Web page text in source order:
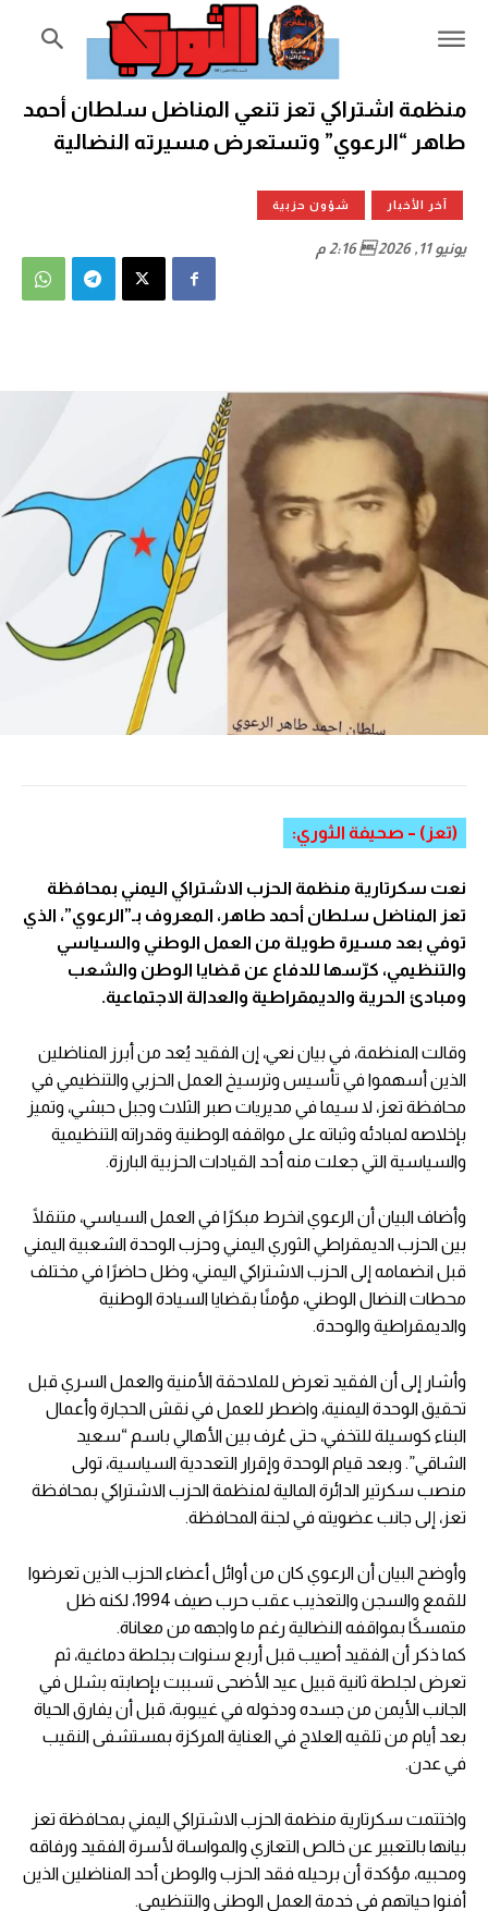
منظمة اشتراكي تعز تنعي المناضل سلطان أحمد
طاهر “الرعوي” وتستعرض مسيرته النضالية
آخر الأخبار شؤون حزبية
يونيو 11, 2026  2:16 م
(تعز) – صحيفة الثوري:
نعت سكرتارية منظمة الحزب الاشتراكي اليمني بمحافظة
تعز المناضل سلطان أحمد طاهر، المعروف بـ”الرعوي”، الذي
توفي بعد مسيرة طويلة من العمل الوطني والسياسي
والتنظيمي، كرّسها للدفاع عن قضايا الوطن والشعب
ومبادئ الحرية والديمقراطية والعدالة الاجتماعية.
وقالت المنظمة، في بيان نعي، إن الفقيد يُعد من أبرز المناضلين
الذين أسهموا في تأسيس وترسيخ العمل الحزبي والتنظيمي في
محافظة تعز، لا سيما في مديريات صبر الثلاث وجبل حبشي، وتميز
بإخلاصه لمبادئه وثباته على مواقفه الوطنية وقدراته التنظيمية
والسياسية التي جعلت منه أحد القيادات الحزبية البارزة.
وأضاف البيان أن الرعوي انخرط مبكرًا في العمل السياسي، متنقلًا
بين الحزب الديمقراطي الثوري اليمني وحزب الوحدة الشعبية اليمني
قبل انضمامه إلى الحزب الاشتراكي اليمني، وظل حاضرًا في مختلف
محطات النضال الوطني، مؤمنًا بقضايا السيادة الوطنية
والديمقراطية والوحدة.
وأشار إلى أن الفقيد تعرض للملاحقة الأمنية والعمل السري قبل
تحقيق الوحدة اليمنية، واضطر للعمل في نقش الحجارة وأعمال
البناء كوسيلة للتخفي، حتى عُرف بين الأهالي باسم “سعيد
الشاقي”. وبعد قيام الوحدة وإقرار التعددية السياسية، تولى
منصب سكرتير الدائرة المالية لمنظمة الحزب الاشتراكي بمحافظة
تعز، إلى جانب عضويته في لجنة المحافظة.
وأوضح البيان أن الرعوي كان من أوائل أعضاء الحزب الذين تعرضوا
للقمع والسجن والتعذيب عقب حرب صيف 1994، لكنه ظل
متمسكًا بمواقفه النضالية رغم ما واجهه من معاناة.
كما ذكر أن الفقيد أصيب قبل أربع سنوات بجلطة دماغية، ثم
تعرض لجلطة ثانية قبيل عيد الأضحى تسببت بإصابته بشلل في
الجانب الأيمن من جسده ودخوله في غيبوبة، قبل أن يفارق الحياة
بعد أيام من تلقيه العلاج في العناية المركزة بمستشفى النقيب
في عدن.
واختتمت سكرتارية منظمة الحزب الاشتراكي اليمني بمحافظة تعز
بيانها بالتعبير عن خالص التعازي والمواساة لأسرة الفقيد ورفاقه
ومحبيه، مؤكدة أن برحيله فقد الحزب والوطن أحد المناضلين الذين
أفنوا حياتهم في خدمة العمل الوطني والتنظيمي.